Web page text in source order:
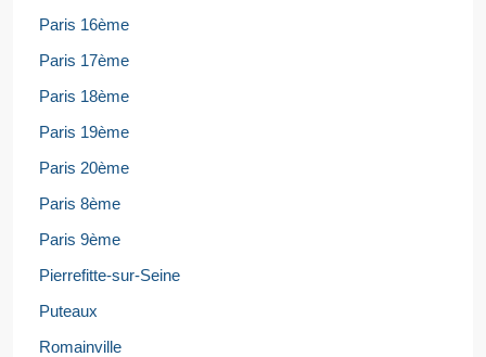
Paris 16ème
Paris 17ème
Paris 18ème
Paris 19ème
Paris 20ème
Paris 8ème
Paris 9ème
Pierrefitte-sur-Seine
Puteaux
Romainville